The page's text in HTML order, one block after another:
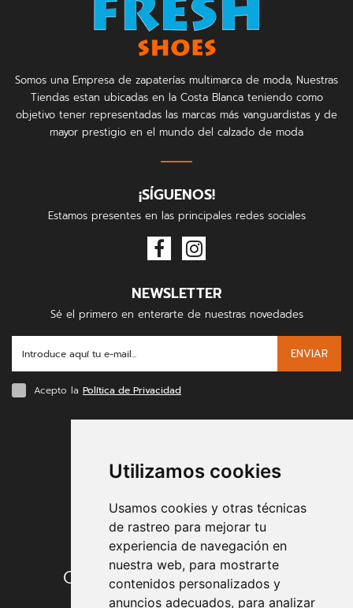
Utilizamos cookies
Usamos cookies y otras técnicas
de rastreo para mejorar tu
experiencia de navegación en
nuestra web, para mostrarte
contenidos personalizados y
anuncios adecuados, para analizar
Somos una Empresa de zapaterías multimarca de moda, Nuestras
Tiendas estan ubicadas en la Costa Blanca teniendo como
objetivo tener representadas las marcas más vanguardistas y de
mayor prestigio en el mundo del calzado de moda
¡SÍGUENOS!
Estamos presentes en las principales redes sociales
NEWSLETTER
Sé el primero en enterarte de nuestras novedades
ENVIAR
Acepto la Política de Privacidad
Condiciones de contratación